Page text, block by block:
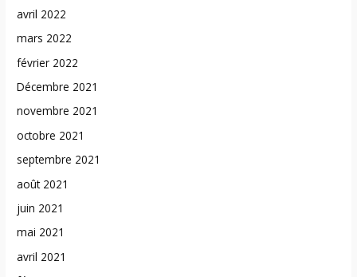
avril 2022
mars 2022
février 2022
Décembre 2021
novembre 2021
octobre 2021
septembre 2021
août 2021
juin 2021
mai 2021
avril 2021